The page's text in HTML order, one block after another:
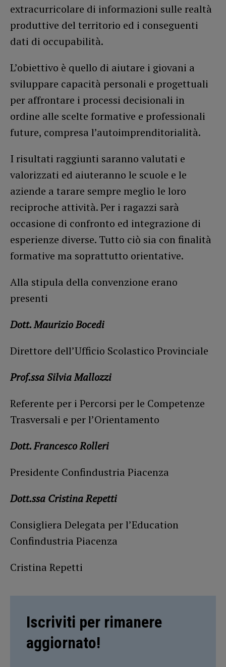
extracurricolare di informazioni sulle realtà
produttive del territorio ed i conseguenti
dati di occupabilità.
L’obiettivo è quello di aiutare i giovani a
sviluppare capacità personali e progettuali
per affrontare i processi decisionali in
ordine alle scelte formative e professionali
future, compresa l’autoimprenditorialità.
I risultati raggiunti saranno valutati e
valorizzati ed aiuteranno le scuole e le
aziende a tarare sempre meglio le loro
reciproche attività. Per i ragazzi sarà
occasione di confronto ed integrazione di
esperienze diverse. Tutto ciò sia con finalità
formative ma soprattutto orientative.
Alla stipula della convenzione erano
presenti
Dott. Maurizio Bocedi
Direttore dell’Ufficio Scolastico Provinciale
Prof.ssa Silvia Mallozzi
Referente per i Percorsi per le Competenze
Trasversali e per l’Orientamento
Dott. Francesco Rolleri
Presidente Confindustria Piacenza
Dott.ssa Cristina Repetti
Consigliera Delegata per l’Education
Confindustria Piacenza
Cristina Repetti
Iscriviti per rimanere
aggiornato!